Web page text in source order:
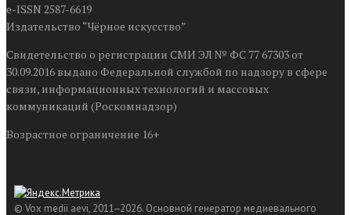
e-ISSN 2587-6619
Издательство “Чёрное искусство”
Свидетельство о регистрации СМИ ЭЛ № ФС 77 67303 от
30.09.2016 выдано Федеральной службой по надзору в сфере
связи, информационных технологий и массовых
коммуникаций (Роскомнадзор)
Возрастное ограничение 16+
© Vox medii aevi, 2011‒2026. Основной генератор медиевального